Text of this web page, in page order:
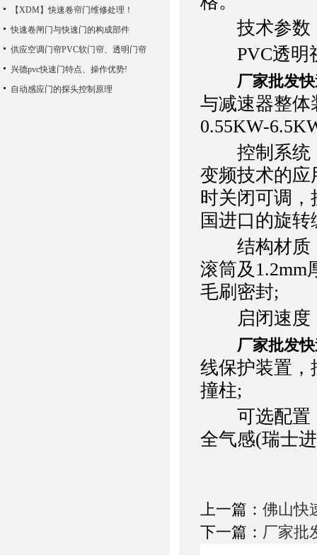
技术参数
PVC透明视
厂家批发
与减速器整体
0.55KW-
控制系统：
变频技术的应
时关闭可调
国进口的旋
结构材质：
滚筒及1.2mm
毛刷密封;
启闭速度：
厂家批发
线保护装置，
撞柱;
可选配置：
全气感(瑞士
上一篇： 佛山快
下一篇： 厂家批
【XDM】快速卷帘门维修处理！
快速卷闸门与快速门的构成部件
供应空调门帘PVC软门帘、透明门帘
兴德pvc快速门特点、操作优势!
自动感应门的探头控制原理